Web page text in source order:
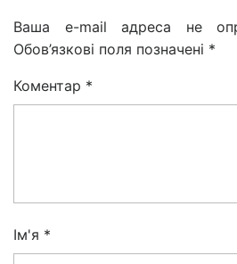
Ваша e-mail адреса не
Обов’язкові поля позначені *
Коментар *
Ім'я *